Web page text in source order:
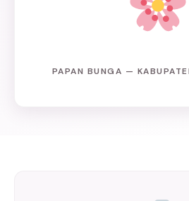
PAPAN BUNGA —